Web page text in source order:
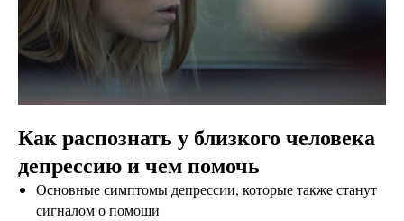
Как распознать у близкого человека
депрессию и чем помочь
Основные симптомы депрессии, которые также станут
сигналом о помощи